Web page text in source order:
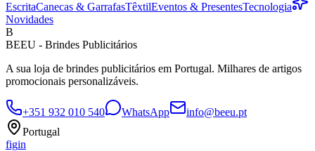
EscritaCanecas & GarrafasTêxtilEventos & PresentesTecnologia
Novidades
B
BEEU - Brindes Publicitários
A sua loja de brindes publicitários em Portugal. Milhares de artigos
promocionais personalizáveis.
+351 932 010 540 WhatsApp
info@beeu.pt
Portugal
figin